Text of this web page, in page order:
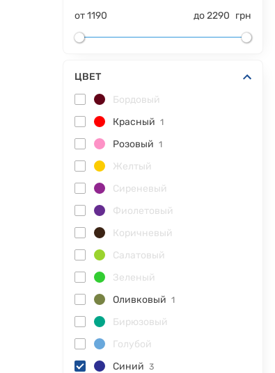
от1190 до2290 грн
ЦВЕТ
Бордовый
Красный 1
Розовый 1
Желтый
Сиреневый
Фиолетовый
Коричневый
Салатовый
Зеленый
Оливковый 1
Бирюзовый
Голубой
Синий 3